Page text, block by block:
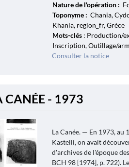
Nature de l'opération :
Toponyme : Chania,
Khania, region_fr, Grèce
Mots-clés: Production/
Inscription, Outillage/
Consulter la notice
CANÉE - 1973
La Canée. — En 1973, au
Kastelli, on avait
d'archives de l'époque
BCH 98 [1974], p. 722).